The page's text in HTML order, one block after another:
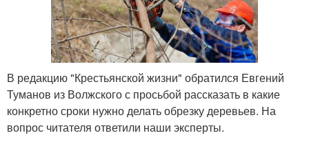
В редакцию "Крестьянской жизни" обратился Евгений
Туманов из Волжского с просьбой рассказать в какие
конкретно сроки нужно делать обрезку деревьев. На
вопрос читателя ответили наши эксперты.